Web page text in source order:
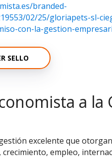
branded-
02/25/gloriapets-sl-
con-la-gestion-
SELLO
a la
excelente que
empleo,